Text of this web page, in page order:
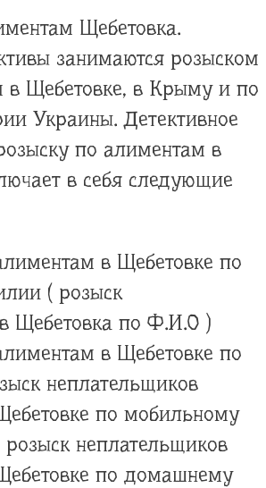
Щебетовка.
занимаются розыском
в Щебетовке, в Крыму и по
Украины. Детективное
по алиментам в
в себя следующие
в Щебетовке по
( розыск
Щебетовка по Ф.И.О )
в Щебетовке по
неплательщиков
по мобильному
неплательщиков
по домашнему